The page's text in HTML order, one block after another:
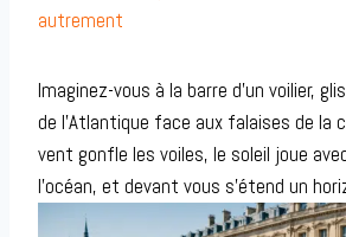
autrement
Imaginez-vous à la barre d’un voilier,
de l’Atlantique face aux falaises de la
vent gonfle les voiles, le soleil joue
l’océan, et devant vous s’étend un